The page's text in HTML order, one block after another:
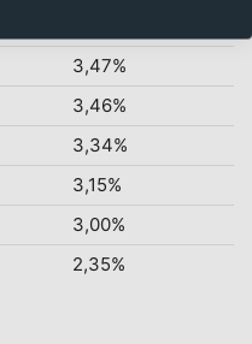
3,47%
3,46%
3,34%
3,15%
3,00%
2,35%